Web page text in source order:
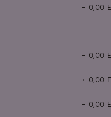
+ 0,00
+ 0,00
+ 0,00
+ 0,00